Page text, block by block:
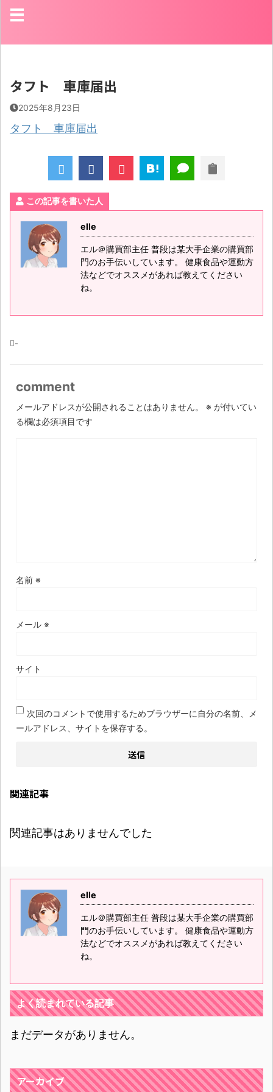
タフト 車庫届出
2025年8月23日
タフト 車庫届出
この記事を書いた人
elle
エル＠購買部主任 普段は某大手企業の購買部
門のお手伝いしています。 健康食品や運動方
法などでオススメがあれば教えてください
ね。
-
comment
メールアドレスが公開されることはありません。 ※ が付いてい
る欄は必須項目です
名前 ※
メール ※
サイト
次回のコメントで使用するためブラウザーに自分の名前、メ
ールアドレス、サイトを保存する。
関連記事
関連記事はありませんでした
elle
エル＠購買部主任 普段は某大手企業の購買部
門のお手伝いしています。 健康食品や運動方
法などでオススメがあれば教えてください
ね。
よく読まれている記事
まだデータがありません。
アーカイブ